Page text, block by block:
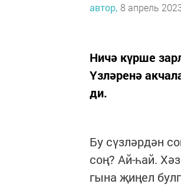
автор, 8 апрель
Ничә күрше
Үзләренә
ди.
Бу сүзләрдән
соң? Ай-һай.
гына җиңел